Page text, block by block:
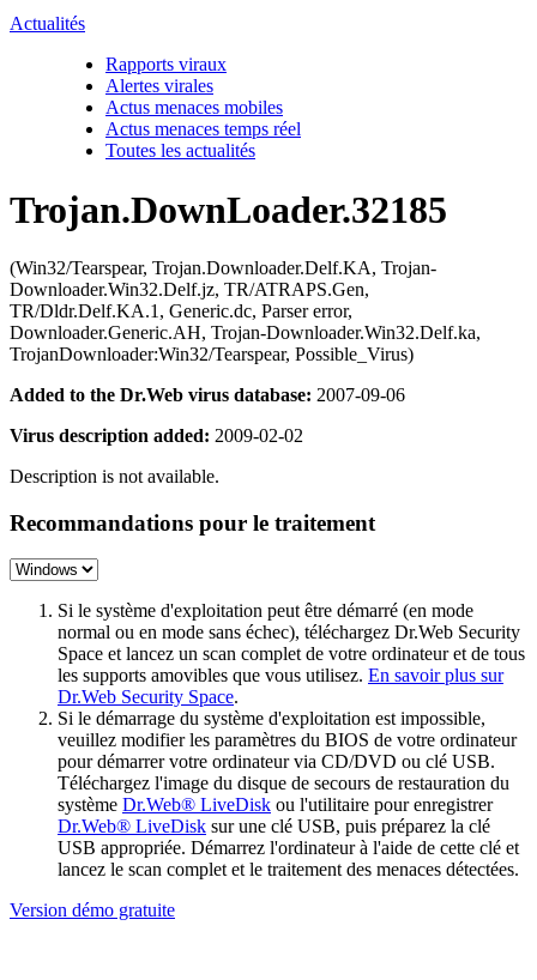
Actualités
Rapports viraux
Alertes virales
Actus menaces mobiles
Actus menaces temps réel
Toutes les actualités
Trojan.DownLoader.32185
(Win32/Tearspear, Trojan.Downloader.Delf.KA, Trojan-
Downloader.Win32.Delf.jz, TR/ATRAPS.Gen,
TR/Dldr.Delf.KA.1, Generic.dc, Parser error,
Downloader.Generic.AH, Trojan-Downloader.Win32.Delf.ka,
TrojanDownloader:Win32/Tearspear, Possible_Virus)
Added to the Dr.Web virus database: 2007-09-06
Virus description added: 2009-02-02
Description is not available.
Recommandations pour le traitement
Si le système d'exploitation peut être démarré (en mode
normal ou en mode sans échec), téléchargez Dr.Web Security
Space et lancez un scan complet de votre ordinateur et de tous
les supports amovibles que vous utilisez. En savoir plus sur
Dr.Web Security Space.
Si le démarrage du système d'exploitation est impossible,
veuillez modifier les paramètres du BIOS de votre ordinateur
pour démarrer votre ordinateur via CD/DVD ou clé USB.
Téléchargez l'image du disque de secours de restauration du
système Dr.Web® LiveDisk ou l'utilitaire pour enregistrer
Dr.Web® LiveDisk sur une clé USB, puis préparez la clé
USB appropriée. Démarrez l'ordinateur à l'aide de cette clé et
lancez le scan complet et le traitement des menaces détectées.
Version démo gratuite